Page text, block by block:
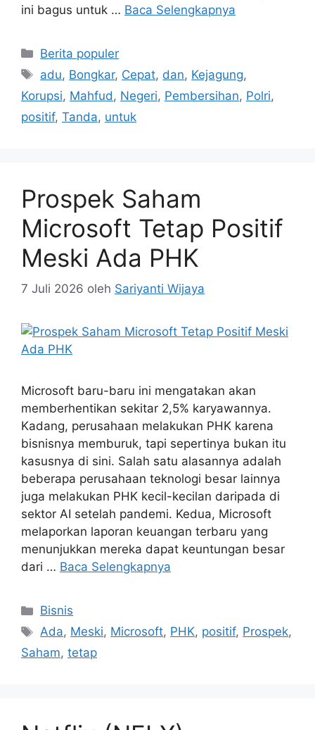
ini bagus untuk … Baca Selengkapnya
Kategori
Berita populer
Tag
adu, Bongkar, Cepat, dan, Kejagung,
Korupsi, Mahfud , Negeri, Pembersihan, Polri,
positif, Tanda, untuk
Prospek Saham
Microsoft Tetap Positif
Meski Ada PHK
7 Juli 2026 oleh Sariyanti Wijaya
Microsoft baru-baru ini mengatakan akan
memberhentikan sekitar 2,5% karyawannya.
Kadang, perusahaan melakukan PHK karena
bisnisnya memburuk, tapi sepertinya bukan itu
kasusnya di sini. Salah satu alasannya adalah
beberapa perusahaan teknologi besar lainnya
juga melakukan PHK kecil-kecilan daripada di
sektor AI setelah pandemi. Kedua, Microsoft
melaporkan laporan keuangan terbaru yang
menunjukkan mereka dapat keuntungan besar
dari … Baca Selengkapnya
Kategori
Bisnis
Tag
Ada, Meski, Microsoft, PHK, positif, Prospek,
Saham, tetap